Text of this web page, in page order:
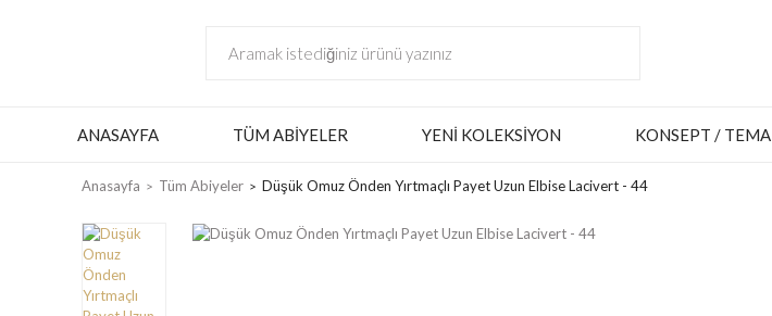
ANASAYFA TÜM ABIYELER YENI KOLEKSIYON KONSEPT / TEMA
Anasayfa Tüm Abiyeler Düşük Omuz Önden Yırtmaçlı Payet Uzun Elbise Lacivert - 44